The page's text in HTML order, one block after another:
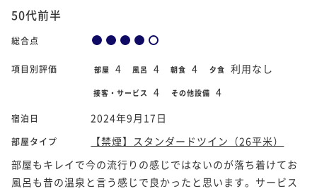
50代前半
総合点
項目別評価 部屋 4 風呂 4 朝食 4 夕食 利用なし
接客・サービス 4 その他設備 4
宿泊日 2024年9月17日
部屋タイプ
【禁煙】スタンダードツイン（26平米）
部屋もキレイで今の流行りの感じではないのが落ち着けてお
風呂も昔の温泉と言う感じで良かったと思います。サービス